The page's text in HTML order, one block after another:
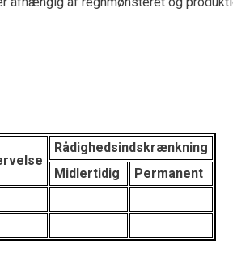
Rådighedsindskrænkning
Midlertidig
Permanent